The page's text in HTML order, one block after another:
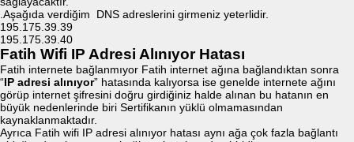
.Aşağıda verdiğim DNS adreslerini girmeniz yeterlidir.
195.175.39.39
195.175.39.40
Fatih Wifi IP Adresi Alınıyor Hatası
Fatih internete bağlanmıyor Fatih internet ağına bağlandıktan sonra
“IP adresi alınıyor” hatasında kalıyorsa ise genelde internete ağını
görüp internet şifresini doğru girdiğiniz halde alınan bu hatanın en
büyük nedenlerinde biri Sertifikanın yüklü olmamasından
kaynaklanmaktadır.
Ayrıca Fatih wifi IP adresi alınıyor hatası aynı ağa çok fazla bağlantı